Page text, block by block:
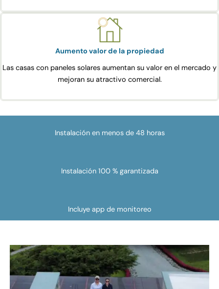
Aumento valor de la propiedad
Las casas con paneles solares aumentan su valor en el mercado y
mejoran su atractivo comercial.
Instalación en menos de 48 horas
Instalación 100 % garantizada
Incluye app de monitoreo